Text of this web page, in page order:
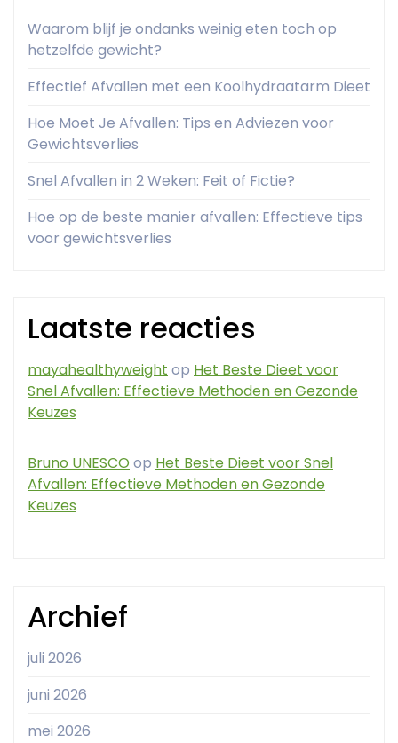
Waarom blijf je ondanks weinig eten toch op
hetzelfde gewicht?
Effectief Afvallen met een Koolhydraatarm Dieet
Hoe Moet Je Afvallen: Tips en Adviezen voor
Gewichtsverlies
Snel Afvallen in 2 Weken: Feit of Fictie?
Hoe op de beste manier afvallen: Effectieve tips
voor gewichtsverlies
Laatste reacties
mayahealthyweight op Het Beste Dieet voor
Snel Afvallen: Effectieve Methoden en Gezonde
Keuzes
Bruno UNESCO op Het Beste Dieet voor Snel
Afvallen: Effectieve Methoden en Gezonde
Keuzes
Archief
juli 2026
juni 2026
mei 2026